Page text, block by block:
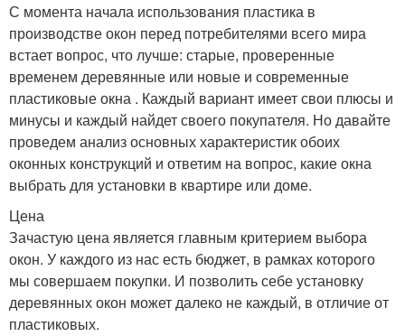
С момента начала использования пластика в
производстве окон перед потребителями всего мира
встает вопрос, что лучше: старые, проверенные
временем деревянные или новые и современные
пластиковые окна . Каждый вариант имеет свои плюсы и
минусы и каждый найдет своего покупателя. Но давайте
проведем анализ основных характеристик обоих
оконных конструкций и ответим на вопрос, какие окна
выбрать для установки в квартире или доме.
Цена
Зачастую цена является главным критерием выбора
окон. У каждого из нас есть бюджет, в рамках которого
мы совершаем покупки. И позволить себе установку
деревянных окон может далеко не каждый, в отличие от
пластиковых.